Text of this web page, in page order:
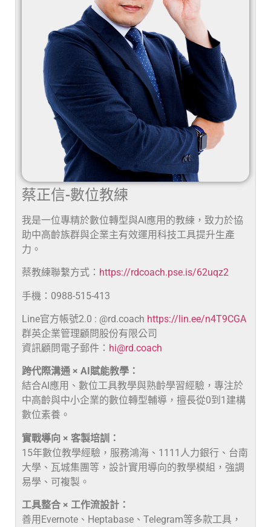
蔡正信-數位教練
我是一位專精於數位轉型與AI應用的教練，致力於協
助中高齡族群與企業主有效運用科技工具提升生產
力。
蔡教練聯繫方式： https://rdcoach.pse.is/62uqz2
手機：0988-515-413
Line官方帳號2.0 : @rd.coach https://lin.ee/n4T9CGA
群英企業管理顧問股份有限公司
資訊顧問電子郵件： hi@rd.coach
跨代際溝通 × AI賦能教學：
結合AI應用、數位工具教學與熟齡學習經驗，專注於
中高齡與中小企業的數位轉型輔導，擅長從0到1建構
數位素養。
實戰導向 × 客製培訓：
15年數位教學經驗，服務鴻海、1111人力銀行、台南
大學、瓦城集團等，設計實用導向的教學模組，強調
易學、可複製。
工具整合 × 工作流設計：
善用Evernote、Heptabase、Telegram等多款工具，